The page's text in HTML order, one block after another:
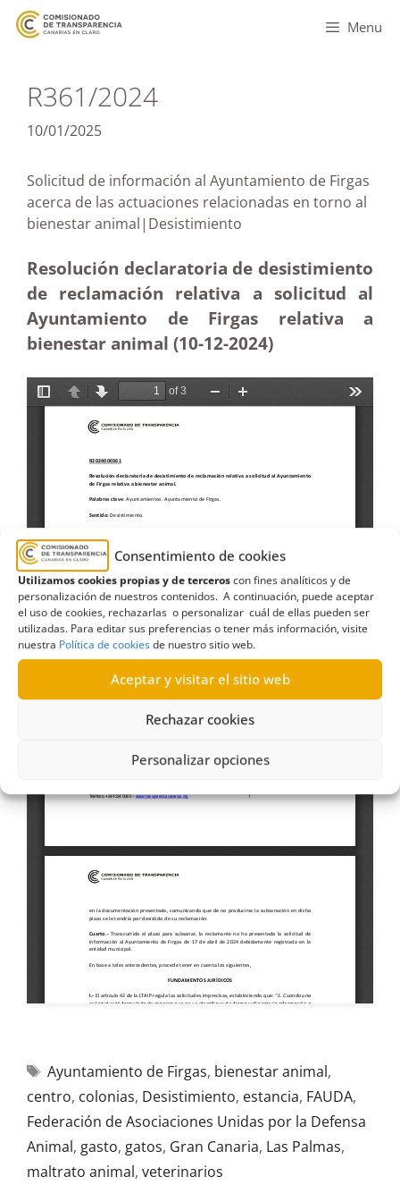
Consentimiento de cookies
Utilizamos cookies propias y de terceroscon fines analíticos y de
personalización de nuestros contenidos. A continuación, puede aceptar
el uso de cookies, rechazarlas o personalizar cuál de ellas pueden ser
utilizadas. Para editar sus preferencias o tener más información, visite
nuestra Política de cookiesde nuestro sitio web.
Aceptar y visitar el sitio web
Rechazar cookies
Personalizar opciones
Menu
R361/2024
10/01/2025
Solicitud de información al Ayuntamiento de Firgas
acerca de las actuaciones relacionadas en torno al
bienestar animal|Desistimiento
Resolución declaratoria de desistimiento
de reclamación relativa a solicitud al
Ayuntamiento de Firgas relativa a
bienestar animal (10-12-2024)
Ayuntamiento de Firgas, bienestar animal,
centro, colonias, Desistimiento, estancia, FAUDA,
Federación de Asociaciones Unidas por la Defensa
Animal, gasto, gatos, Gran Canaria, Las Palmas,
maltrato animal, veterinarios